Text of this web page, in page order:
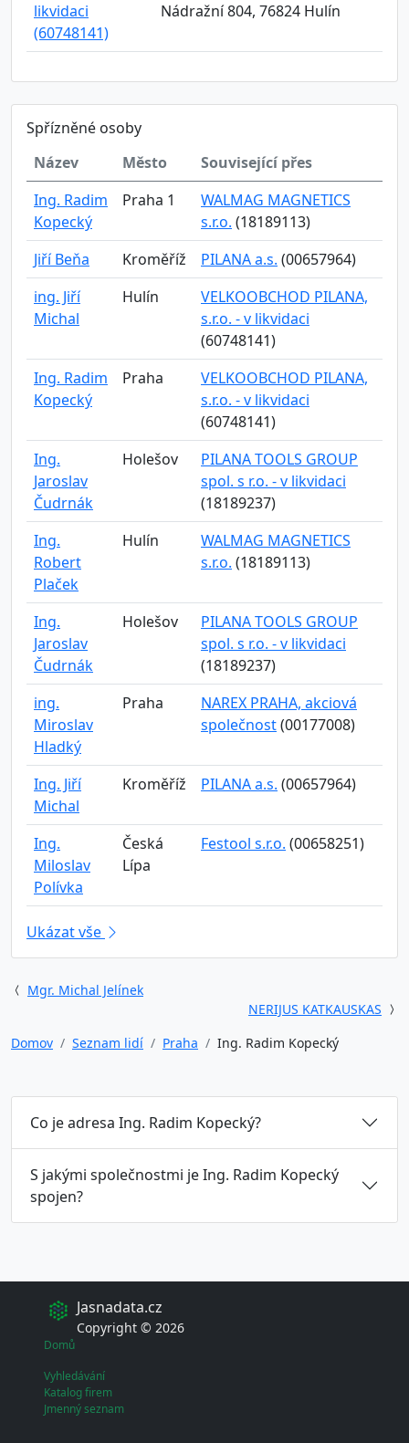
likvidaci
(60748141)
Nádražní 804, 76824 Hulín
Spřízněné osoby
Název
Město
Související přes
Ing. Radim
Kopecký
Praha 1
WALMAG MAGNETICS
s.r.o. (18189113)
Jiří Beňa
Kroměříž PILANA a.s. (00657964)
ing. Jiří
Michal
Hulín
VELKOOBCHOD PILANA,
s.r.o. - v likvidaci
(60748141)
Ing. Radim
Kopecký
Praha
VELKOOBCHOD PILANA,
s.r.o. - v likvidaci
(60748141)
Ing.
Jaroslav
Čudrnák
Holešov
PILANA TOOLS GROUP
spol. s r.o. - v likvidaci
(18189237)
Ing.
Robert
Plaček
Hulín
WALMAG MAGNETICS
s.r.o. (18189113)
Ing.
Jaroslav
Čudrnák
Holešov
PILANA TOOLS GROUP
spol. s r.o. - v likvidaci
(18189237)
ing.
Miroslav
Hladký
Praha
NAREX PRAHA, akciová
společnost(00177008)
Ing. Jiří
Michal
Kroměříž PILANA a.s. (00657964)
Ing.
Miloslav
Polívka
Česká
Lípa
Festool s.r.o. (00658251)
Ukázat vše
Mgr. Michal Jelínek
NERIJUS KATKAUSKAS
Domov
Seznam lidí Praha Ing. Radim Kopecký
Co je adresa Ing. Radim Kopecký?
S jakými společnostmi je Ing. Radim Kopecký
spojen?
Jasnadata.cz
Copyright © 2026
Domů
Vyhledávání
Katalog firem
Jmenný seznam